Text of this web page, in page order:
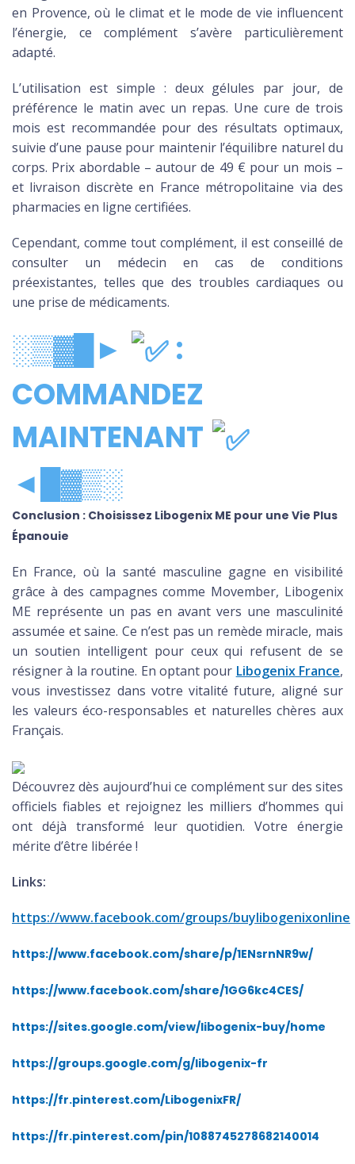
en Provence, où le climat et le mode de vie influencent
l’énergie, ce complément s’avère particulièrement
adapté.
L’utilisation est simple : deux gélules par jour, de
préférence le matin avec un repas. Une cure de trois
mois est recommandée pour des résultats optimaux,
suivie d’une pause pour maintenir l’équilibre naturel du
corps. Prix abordable – autour de 49 € pour un mois –
et livraison discrète en France métropolitaine via des
pharmacies en ligne certifiées.
Cependant, comme tout complément, il est conseillé de
consulter un médecin en cas de conditions
préexistantes, telles que des troubles cardiaques ou
une prise de médicaments.
░▒▓█►
:
COMMANDEZ
MAINTENANT
◄█▓▒░
Conclusion : Choisissez Libogenix ME pour une Vie Plus
Épanouie
En France, où la santé masculine gagne en visibilité
grâce à des campagnes comme Movember, Libogenix
ME représente un pas en avant vers une masculinité
assumée et saine. Ce n’est pas un remède miracle, mais
un soutien intelligent pour ceux qui refusent de se
résigner à la routine. En optant pour Libogenix France,
vous investissez dans votre vitalité future, aligné sur
les valeurs éco-responsables et naturelles chères aux
Français.
Découvrez dès aujourd’hui ce complément sur des sites
officiels fiables et rejoignez les milliers d’hommes qui
ont déjà transformé leur quotidien. Votre énergie
mérite d’être libérée !
Links:
https://www.facebook.com/groups/buylibogenixonline
https://www.facebook.com/share/p/1ENsrnNR9w/
https://www.facebook.com/share/1GG6kc4CES/
https://sites.google.com/view/libogenix-buy/home
https://groups.google.com/g/libogenix-fr
https://fr.pinterest.com/LibogenixFR/
https://fr.pinterest.com/pin/1088745278682140014